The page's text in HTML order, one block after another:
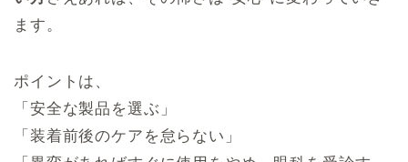
ます。
ポイントは、
「安全な製品を選ぶ」
「装着前後のケアを怠らない」